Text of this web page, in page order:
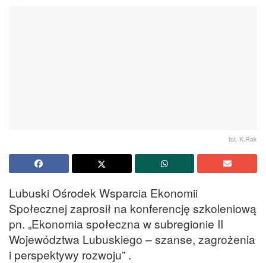
fot. K.Rak
Lubuski Ośrodek Wsparcia Ekonomii
Społecznej zaprosił na konferencję szkoleniową
pn. „Ekonomia społeczna w subregionie II
Województwa Lubuskiego – szanse, zagrożenia
i perspektywy rozwoju” .